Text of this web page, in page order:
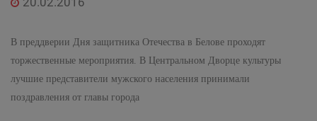
В преддверии Дня защитника Отечества в Белове проходят
торжественные мероприятия. В Центральном Дворце культуры
лучшие представители мужского населения принимали
поздравления от главы города